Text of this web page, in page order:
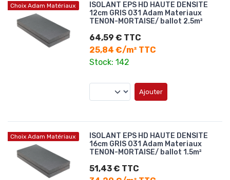
Choix Adam Matériaux
ISOLANT EPS HD HAUTE DENSITE
12cm GRIS 031 Adam Materiaux
TENON-MORTAISE/ ballot 2.5m²
64,59 € TTC
25,84 €/m² TTC
Stock: 142
Ajouter
Choix Adam Matériaux
ISOLANT EPS HD HAUTE DENSITE
16cm GRIS 031 Adam Materiaux
TENON-MORTAISE/ ballot 1.5m²
51,43 € TTC